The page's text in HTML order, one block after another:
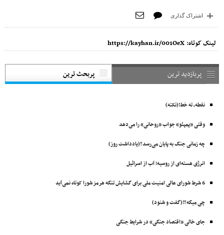
اشتراک گذاری
لینک کوتاه: https://kayhan.ir/001OeX
پربازدید ترین پربحث ترین
نقطه، ته خط!(نکته)
وقتی «پمپئو» جواب «روحانی» را می‌دهد
چه زمانی جنگ به پایان می‌رسد؟(یادداشت روز)
انرژی هسته‌ای از روسیه؛ آب از اسرائیل
6 شرط شورای عالی امنیت ملی برای گشایش تنگه هرمز شورا کوتاه نمی‌آید
چی میگه؟!(گفت و شنود)
جای خالی «اقتصاد جنگی» در شرایط جنگی